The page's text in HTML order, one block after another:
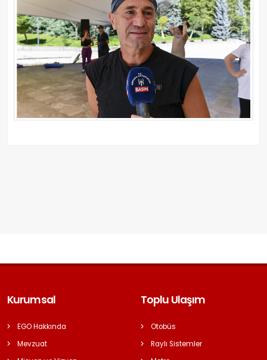
Kurumsal
EGO Hakkında
Mevzuat
Toplu Ulaşım
Otobüs
Raylı Sistemler